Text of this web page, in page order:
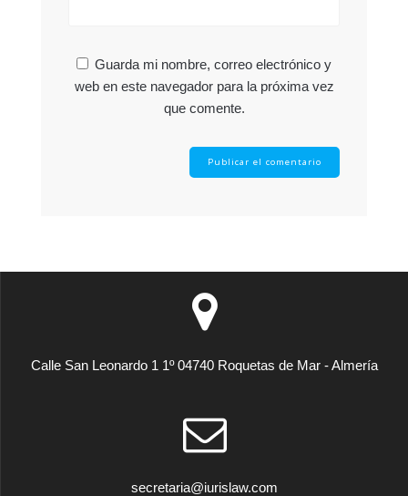
Guarda mi nombre, correo electrónico y
web en este navegador para la próxima vez
que comente.
Calle San Leonardo 1 1º 04740 Roquetas de Mar - Almería
secretaria@iurislaw.com